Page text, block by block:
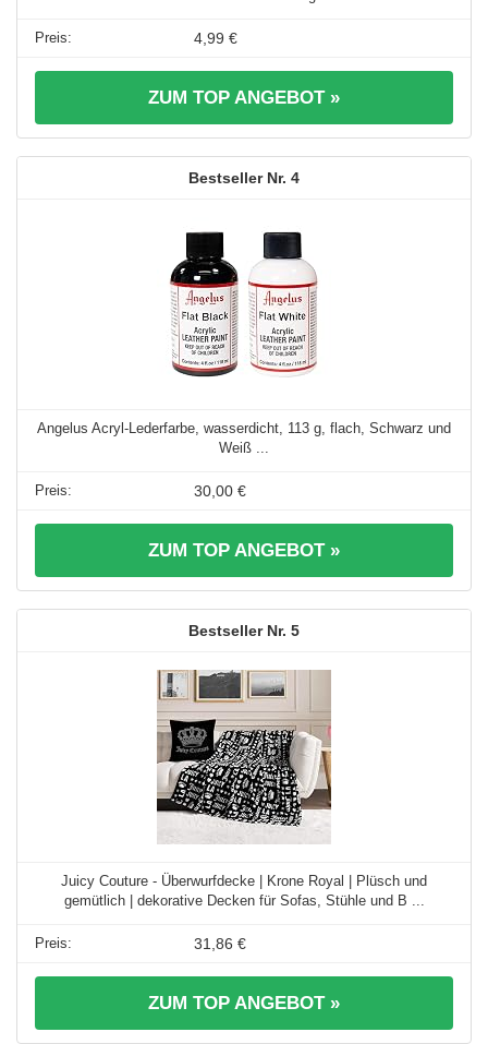
4,99 €
ZUM TOP ANGEBOT »
4
Angelus Acryl-Lederfarbe, wasserdicht, 113 g, flach, Schwarz und
Weiß ...
30,00 €
ZUM TOP ANGEBOT »
5
Juicy Couture - Überwurfdecke | Krone Royal | Plüsch und
gemütlich | dekorative Decken für Sofas, Stühle und B ...
31,86 €
ZUM TOP ANGEBOT »